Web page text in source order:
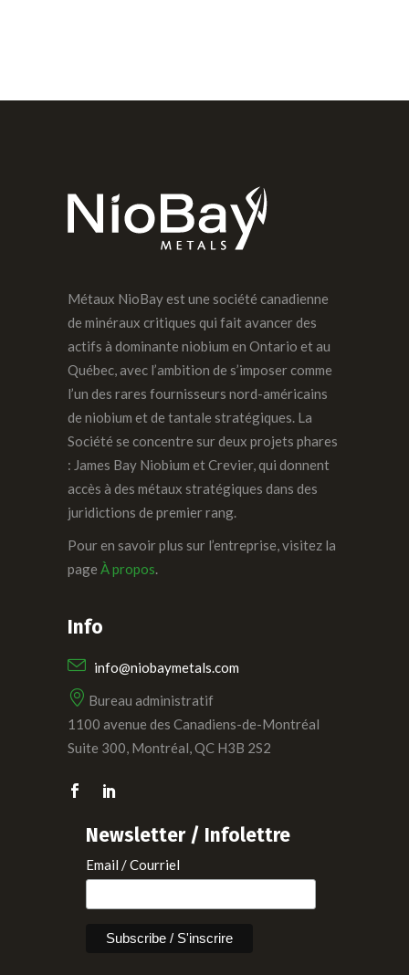
Métaux NioBay est une société canadienne
de minéraux critiques qui fait avancer des
actifs à dominante niobium en Ontario et au
Québec, avec l’ambition de s’imposer comme
l’un des rares fournisseurs nord-américains
de niobium et de tantale stratégiques. La
Société se concentre sur deux projets phares
: James Bay Niobium et Crevier, qui donnent
accès à des métaux stratégiques dans des
juridictions de premier rang.
Pour en savoir plus sur l’entreprise, visitez la
page À propos.
Info
info@niobaymetals.com
Bureau administratif
1100 avenue des Canadiens-de-Montréal
Suite 300, Montréal, QC H3B 2S2
Newsletter / Infolettre
Email / Courriel